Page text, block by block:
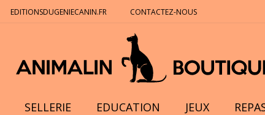
EDITIONSDUGENIECANIN.FR CONTACTEZ-NOUS
SELLERIE EDUCATION JEUX